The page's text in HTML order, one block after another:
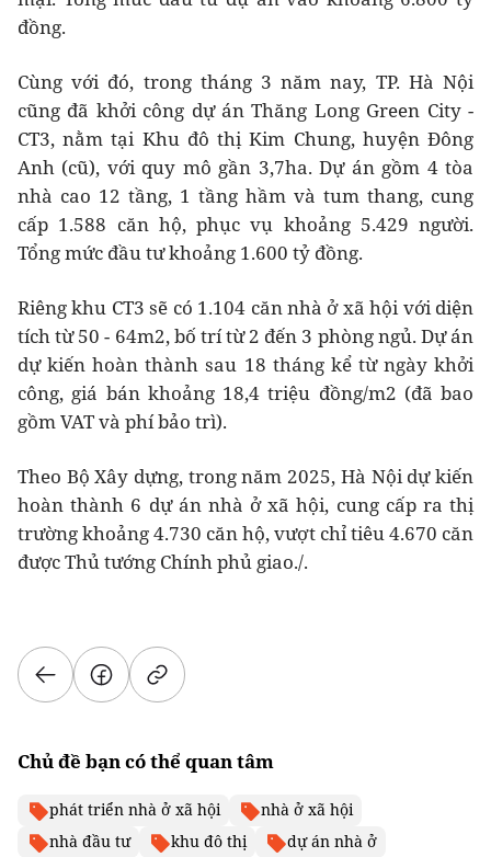
đồng.
Cùng với đó, trong tháng 3 năm nay, TP. Hà Nội
cũng đã khởi công dự án Thăng Long Green City -
CT3, nằm tại Khu đô thị Kim Chung, huyện Đông
Anh (cũ), với quy mô gần 3,7ha. Dự án gồm 4 tòa
nhà cao 12 tầng, 1 tầng hầm và tum thang, cung
cấp 1.588 căn hộ, phục vụ khoảng 5.429 người.
Tổng mức đầu tư khoảng 1.600 tỷ đồng.
Riêng khu CT3 sẽ có 1.104 căn nhà ở xã hội với diện
tích từ 50 - 64m2, bố trí từ 2 đến 3 phòng ngủ. Dự án
dự kiến hoàn thành sau 18 tháng kể từ ngày khởi
công, giá bán khoảng 18,4 triệu đồng/m2 (đã bao
gồm VAT và phí bảo trì).
Theo Bộ Xây dựng, trong năm 2025, Hà Nội dự kiến
hoàn thành 6 dự án nhà ở xã hội, cung cấp ra thị
trường khoảng4.730 căn hộ, vượt chỉ tiêu4.670 căn
được Thủ tướng Chính phủ giao./.
Chủ đề bạn có thể quan tâm
phát triển nhà ở xã hội
nhà ở xã hội
nhà đầu tư
khu đô thị dự án nhà ở